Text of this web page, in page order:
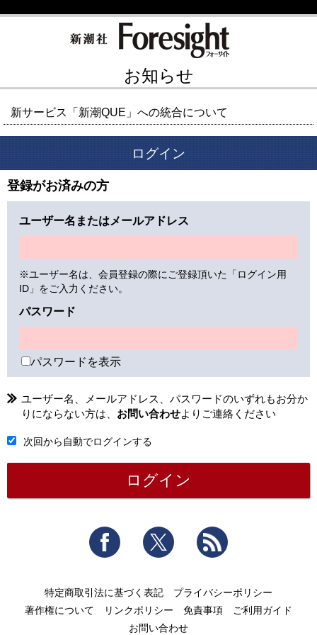
お知らせ
新サービス「新潮QUE」への統合について
ログイン
登録がお済みの方
ユーザー名またはメールアドレス
※ユーザー名は、会員登録の際にご登録頂いた「ログイン用
ID」をご入力ください。
パスワード
パスワードを表示
ユーザー名、メールアドレス、パスワードのいずれもお分か
りにならない方は、 お問い合わせよりご連絡ください
次回から自動でログインする
Facebook Twitter
特定商取引法に基づく表記
プライバシーポリシー
著作権について
リンクポリシー 免責事項
ご利用ガイド
お問い合わせ